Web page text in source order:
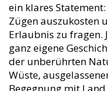
ein klares
Zügen auszukosten
Erlaubnis zu fragen.
ganz eigene
der unberührten
Wüste,